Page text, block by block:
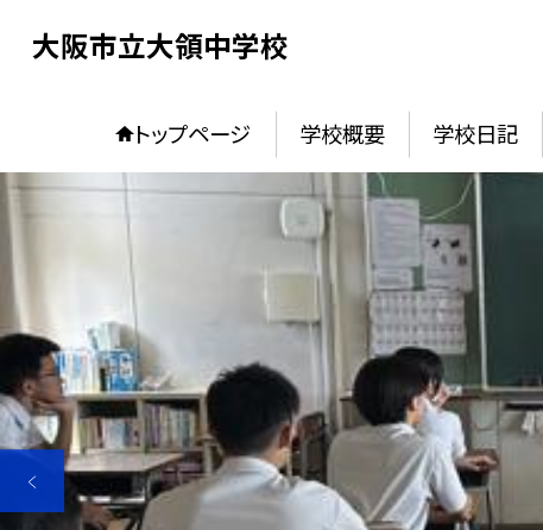
大阪市立大領中学校
トップページ 学校概要 学校日記